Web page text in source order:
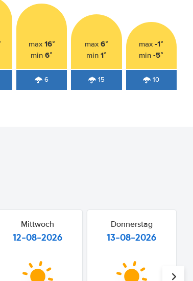
max 16°
min6°
6
max 6°
min 1°
15
max-1°
min-5°
10
Mittwoch
12-08-2026
Donnerstag
13-08-2026